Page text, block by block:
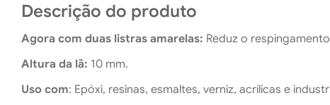
Descrição do produto
Agora com duas listras amarelas: Reduz o
Altura da lã: 10 mm.
Uso com: Epóxi, resinas, esmaltes, verniz, acrílicas e